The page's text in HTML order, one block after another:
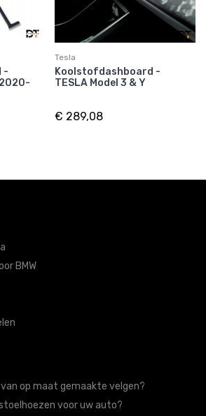
-
Tesla
Koolstofdashboard -
TESLA Model 3 & Y
€ 289,08
BMW
op maat gemaakte velgen?
voor uw auto?